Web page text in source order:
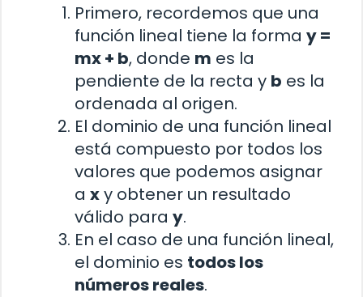
Primero, recordemos que una
función lineal tiene la forma y =
mx + b, donde m es la
pendiente de la recta y b es la
ordenada al origen.
El dominio de una función lineal
está compuesto por todos los
valores que podemos asignar
a xy obtener un resultado
válido para y.
En el caso de una función lineal,
el dominio es todos los
números reales.